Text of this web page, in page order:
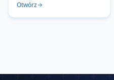
Otwórz